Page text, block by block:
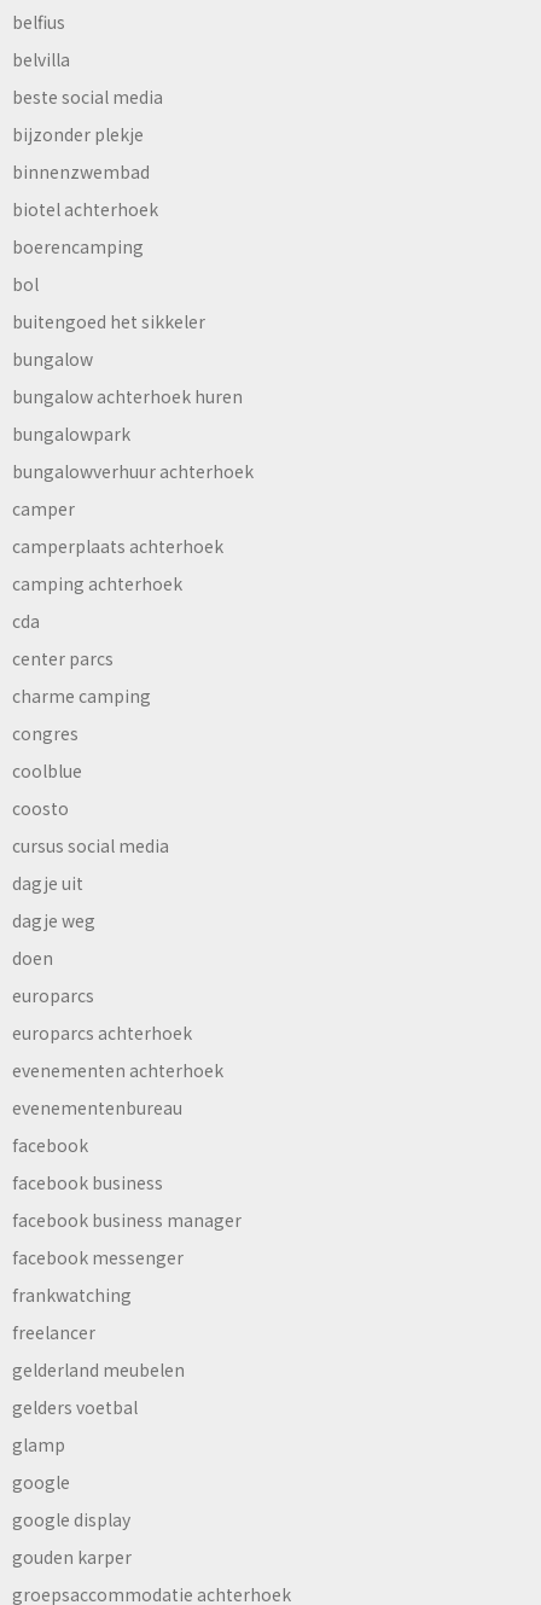
belfius
belvilla
beste social media
bijzonder plekje
binnenzwembad
biotel achterhoek
boerencamping
bol
buitengoed het sikkeler
bungalow
bungalow achterhoek huren
bungalowpark
bungalowverhuur achterhoek
camper
camperplaats achterhoek
camping achterhoek
cda
center parcs
charme camping
congres
coolblue
coosto
cursus social media
dagje uit
dagje weg
doen
europarcs
europarcs achterhoek
evenementen achterhoek
evenementenbureau
facebook
facebook business
facebook business manager
facebook messenger
frankwatching
freelancer
gelderland meubelen
gelders voetbal
glamp
google
google display
gouden karper
groepsaccommodatie achterhoek